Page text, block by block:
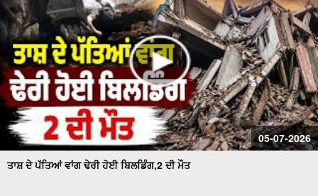
05-07-2026
ਤਾਸ਼ ਦੇ ਪੱਤਿਆਂ ਵਾਂਗ ਢੇਰੀ ਹੋਈ ਬਿਲਡਿੰਗ,2 ਦੀ ਮੌਤ